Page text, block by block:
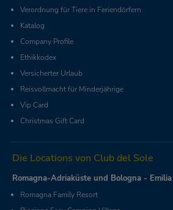
Verordnung für Tiere in Feriendörfern
Katalog
Company Profile
Ethikkodex
Versicherter Urlaub
Reisvollmacht für Minderjährige
Vip Card
Christmas Gift Card
Die Locations von Club del Sole
Romagna-Adriaküste und Bologna -
Romagna Family Resort